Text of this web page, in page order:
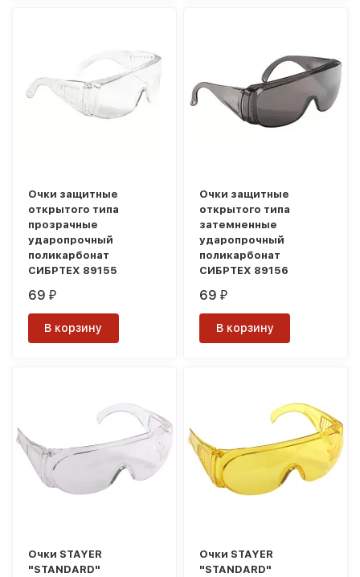
Очки защитные
открытого типа
прозрачные
ударопрочный
поликарбонат
СИБРТЕХ 89155
69₽
В корзину
Очки защитные
открытого типа
затемненные
ударопрочный
поликарбонат
СИБРТЕХ 89156
69₽
В корзину
Очки STAYER
"STANDARD"
Очки STAYER
"STANDARD"